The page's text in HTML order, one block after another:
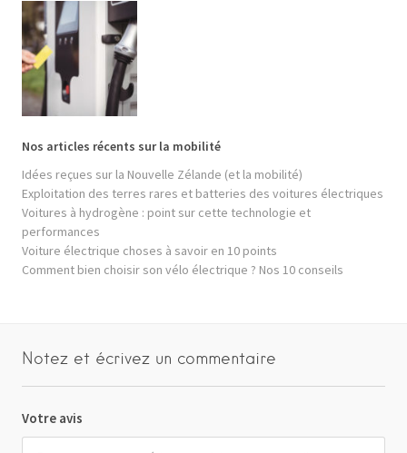
Nos articles récents sur la mobilité
Idées reçues sur la Nouvelle Zélande (et la mobilité)
Exploitation des terres rares et batteries des voitures électriques
Voitures à hydrogène : point sur cette technologie et
performances
Voiture électrique choses à savoir en 10 points
Comment bien choisir son vélo électrique ? Nos 10 conseils
Notez et écrivez un commentaire
Votre avis